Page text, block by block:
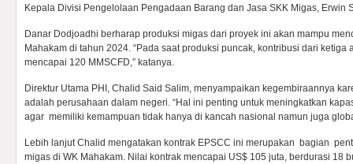
Kepala Divisi Pengelolaan Pengadaan Barang dan Jasa SKK Migas, Erwin
Danar Dodjoadhi berharap produksi migas dari proyek ini akan mampu
Mahakam di tahun 2024. “Pada saat produksi puncak, kontribusi dari
mencapai 120 MMSCFD,” katanya.
Direktur Utama PHI, Chalid Said Salim, menyampaikan kegembiraannya
adalah perusahaan dalam negeri. “Hal ini penting untuk meningkatkan
agar memiliki kemampuan tidak hanya di kancah nasional namun juga
Lebih lanjut Chalid mengatakan kontrak EPSCC ini merupakan bagian
migas di WK Mahakam. Nilai kontrak mencapai US$ 105 juta, berdurasi 18